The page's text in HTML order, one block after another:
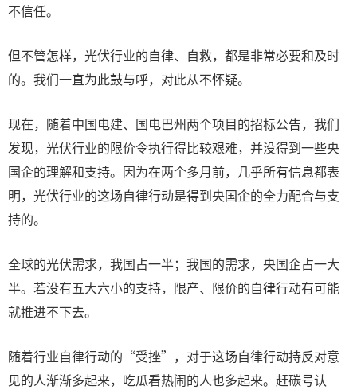
不信任。
但不管怎样，光伏行业的自律、自救，都是非常必要和及时
的。我们一直为此鼓与呼，对此从不怀疑。
现在，随着中国电建、国电巴州两个项目的招标公告，我们
发现，光伏行业的限价令执行得比较艰难，并没得到一些央
国企的理解和支持。因为在两个多月前，几乎所有信息都表
明，光伏行业的这场自律行动是得到央国企的全力配合与支
持的。
全球的光伏需求，我国占一半；我国的需求，央国企占一大
半。若没有五大六小的支持，限产、限价的自律行动有可能
就推进不下去。
随着行业自律行动的“受挫”，对于这场自律行动持反对意
见的人渐渐多起来，吃瓜看热闹的人也多起来。赶碳号认